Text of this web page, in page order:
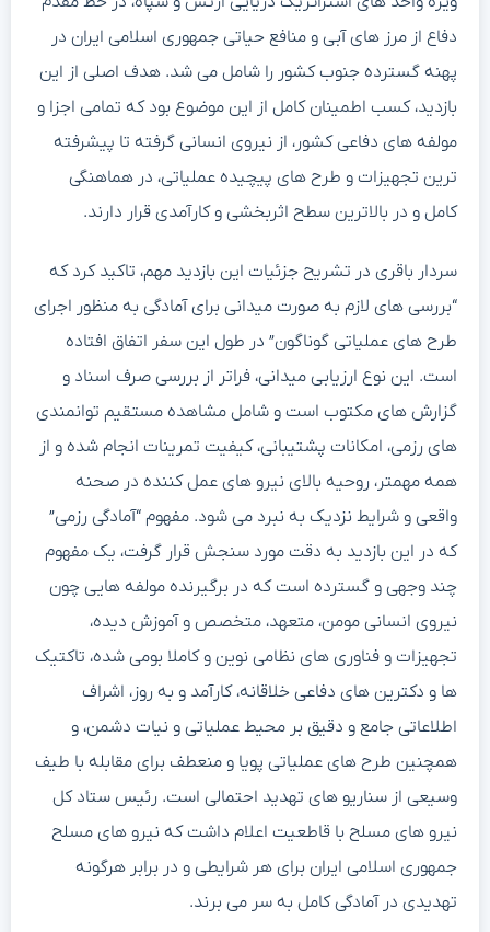
دفاع از مرز های آبی و منافع حیاتی جمهوری اسلامی ایران در
پهنه گسترده جنوب کشور را شامل می شد. هدف اصلی از این
بازدید، کسب اطمینان کامل از این موضوع بود که تمامی اجزا و
مولفه های دفاعی کشور، از نیروی انسانی گرفته تا پیشرفته
ترین تجهیزات و طرح های پیچیده عملیاتی، در هماهنگی
کامل و در بالاترین سطح اثربخشی و کارآمدی قرار دارند.
سردار باقری در تشریح جزئیات این بازدید مهم، تاکید کرد که
“بررسی های لازم به صورت میدانی برای آمادگی به منظور اجرای
طرح های عملیاتی گوناگون” در طول این سفر اتفاق افتاده
است. این نوع ارزیابی میدانی، فراتر از بررسی صرف اسناد و
گزارش های مکتوب است و شامل مشاهده مستقیم توانمندی
های رزمی، امکانات پشتیبانی، کیفیت تمرینات انجام شده و از
همه مهمتر، روحیه بالای نیرو های عمل کننده در صحنه
واقعی و شرایط نزدیک به نبرد می شود. مفهوم “آمادگی رزمی”
که در این بازدید به دقت مورد سنجش قرار گرفت، یک مفهوم
چند وجهی و گسترده است که در برگیرنده مولفه هایی چون
نیروی انسانی مومن، متعهد، متخصص و آموزش دیده،
تجهیزات و فناوری های نظامی نوین و کاملا بومی شده، تاکتیک
ها و دکترین های دفاعی خلاقانه، کارآمد و به روز، اشراف
اطلاعاتی جامع و دقیق بر محیط عملیاتی و نیات دشمن، و
همچنین طرح های عملیاتی پویا و منعطف برای مقابله با طیف
وسیعی از سناریو های تهدید احتمالی است. رئیس ستاد کل
نیرو های مسلح با قاطعیت اعلام داشت که نیرو های مسلح
جمهوری اسلامی ایران برای هر شرایطی و در برابر هرگونه
تهدیدی در آمادگی کامل به سر می برند.